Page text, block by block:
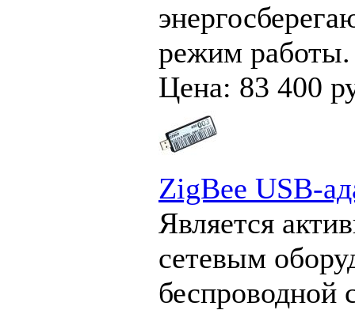
режим работы.
Цена: 83 400
ZigBee USB-
Является
сетевым
беспроводной